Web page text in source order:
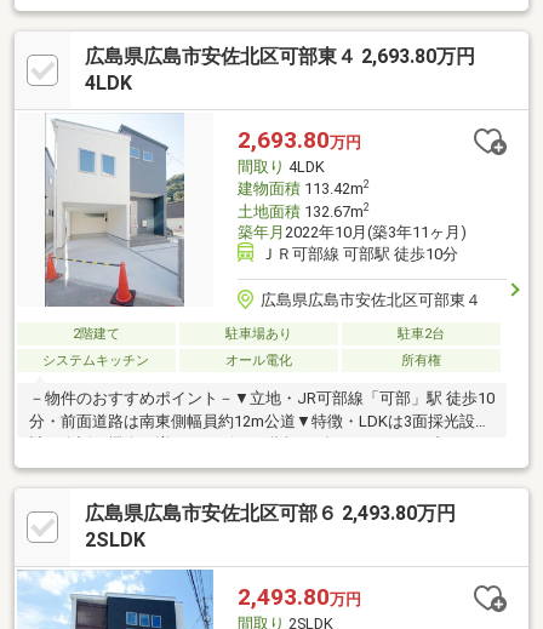
口有・主寝室は約8.0帖の広さ、約3.0帖のWIC付・急な雨にも濡れ
にくいインナーバルコニー・玄関ホールに手洗い場を設置、帰宅
してすぐ使用可能・駐車スペース2台分有(車種による)・即引き渡
し可能(残金精算後)▼周辺環境・スーパー「ノムラストアー」徒
━━━━━・・・物件の詳細・ご相談はお気軽にお問い合わせく
ださい。
広島県広島市安佐北区可部東４ 2,693.80万円
4LDK
2,693.80万円
間取り 4LDK
建物面積113.42m2
土地面積132.67m2
築年月 2022年10月(築3年11ヶ月)
ＪＲ可部線 可部駅 徒歩10分
広島県広島市安佐北区可部東４
2階建て 駐車場あり
駐車2台
システムキッチン
オール電化 所有権
－物件のおすすめポイント－▼立地・JR可部線「可部」駅 徒歩10
分・前面道路は南東側幅員約12m公道▼特徴・LDKは3面採光設
体型のキッチンを採用・階段途中に出入り可能な洋室有・主寝室
は約8.0帖の広さ、バルコニー付・駐車場2台分有(車種による)・即
引渡し可能(残金精算後)▼設備・IHクッキングヒーター・食洗
機・各階にトイレ有▼周辺環境・スーパー「ノムラーストア」徒
━━━━━・・・物件の詳細・ご相談はお気軽にお問い合わせく
ださい。
広島県広島市安佐北区可部６ 2,493.80万円
2SLDK
2,493.80万円
間取り 2SLDK